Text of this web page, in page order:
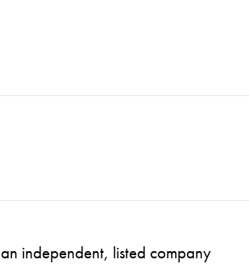
independent, listed company